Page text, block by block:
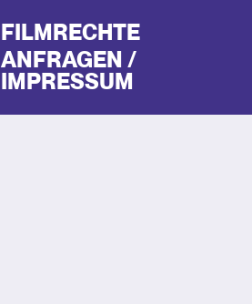
FILMRECHTE
ANFRAGEN /
IMPRESSUM